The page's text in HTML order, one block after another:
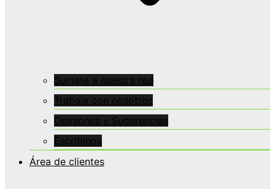
Sumate a nuestra red
Trabaja con nosotros
Opiniones y Sugerencias
Escribinos
Área de clientes